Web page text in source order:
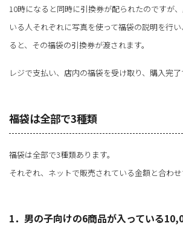
10時になると同時に引換券が配られたのですが
いる人それぞれに写真を使って福袋の説明を行
ると、その福袋の引換券が渡されます。
レジで支払い、店内の福袋を受け取り、購入完了
福袋は全部で3種類
福袋は全部で3種類あります。
それぞれ、ネットで販売されている金額と合わせ
1．男の子向けの6商品が入っている